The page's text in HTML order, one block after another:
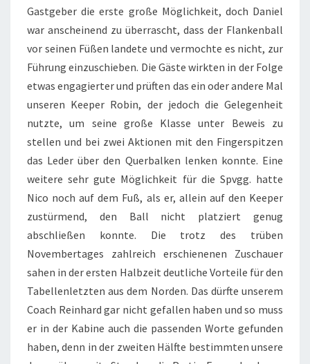
Gastgeber die erste große Möglichkeit, doch Daniel
war anscheinend zu überrascht, dass der Flankenball
vor seinen Füßen landete und vermochte es nicht, zur
Führung einzuschieben. Die Gäste wirkten in der Folge
etwas engagierter und prüften das ein oder andere Mal
unseren Keeper Robin, der jedoch die Gelegenheit
nutzte, um seine große Klasse unter Beweis zu
stellen und bei zwei Aktionen mit den Fingerspitzen
das Leder über den Querbalken lenken konnte. Eine
weitere sehr gute Möglichkeit für die Spvgg. hatte
Nico noch auf dem Fuß, als er, allein auf den Keeper
zustürmend, den Ball nicht platziert genug
abschließen konnte. Die trotz des trüben
Novembertages zahlreich erschienenen Zuschauer
sahen in der ersten Halbzeit deutliche Vorteile für den
Tabellenletzten aus dem Norden. Das dürfte unserem
Coach Reinhard gar nicht gefallen haben und so muss
er in der Kabine auch die passenden Worte gefunden
haben, denn in der zweiten Hälfte bestimmten unsere